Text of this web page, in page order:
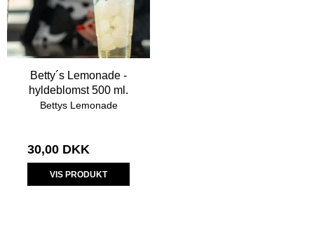
Betty´s Lemonade -
hyldeblomst 500 ml.
Bettys Lemonade
30,00 DKK
VIS PRODUKT